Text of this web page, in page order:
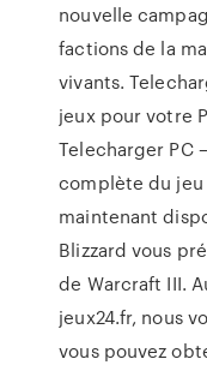
nouvelle
factions de la
vivants.
jeux pour votre
Telecharger PC
complète du
maintenant
Blizzard vous
de Warcraft III.
jeux24.fr, nous
vous pouvez